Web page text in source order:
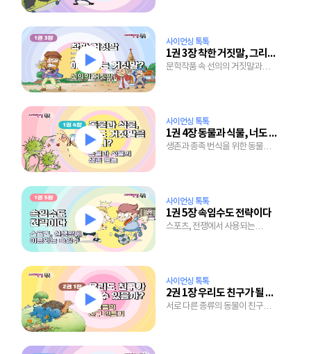
사이언싱 톡톡
1권 3장 착한 거짓말, 그리고 해도 되는 거짓말
문학작품 속 선의의 거짓말과
사이언싱 톡톡
1권 4장 동물과 식물, 너도 거짓말을 하니?
생존과 종족 번식을 위한 동물과
사이언싱 톡톡
1권 5장 속임수도 전략이다
스포츠, 전쟁에서 사용되는
사이언싱 톡톡
2권 1장 우리도 친구가 될 수 있을까?
서로 다른 종류의 동물이 친구가